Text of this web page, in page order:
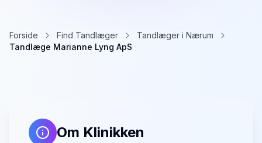
Forside Find Tandlæger
Tandlæger i Nærum
Tandlæge Marianne Lyng ApS
Om Klinikken